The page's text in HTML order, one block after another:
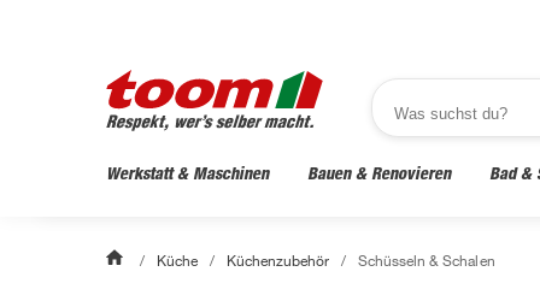
Werkstatt & Maschinen Bauen & Renovieren Bad &
/ Küche / Küchenzubehör / Schüsseln & Schalen